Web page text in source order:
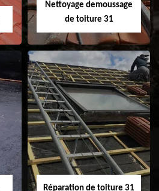
Nettoyage demoussage
de toiture 31
Nettoyage
demoussage de
toiture 31
Réparation de toiture 31